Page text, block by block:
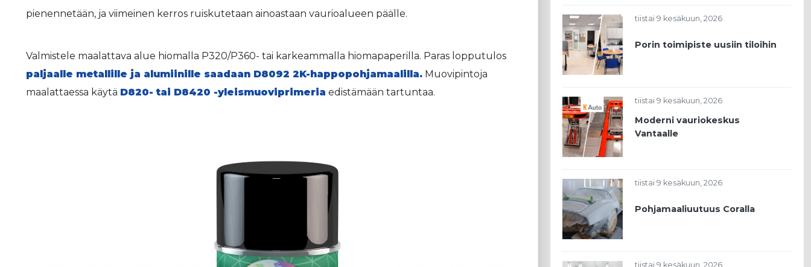
pienennetään, ja viimeinen kerros ruiskutetaan ainoastaan vaurioalueen päälle.
Valmistele maalattava alue hiomalla P320/P360- tai karkeammalla hiomapaperilla. Paras lopputulos
paljaalle metallille ja alumiinille saadaan D8092 2K-happopohjamaalilla.Muovipintoja
maalattaessa käytä D820- tai D8420 -yleismuoviprimeria edistämään tartuntaa.
tiistai 9 kesäkuun, 2026
Porin toimipiste uusiin tiloihin
tiistai 9 kesäkuun, 2026
Moderni vauriokeskus
Vantaalle
tiistai 9 kesäkuun, 2026
Pohjamaaliuutuus Coralla
tiistai 9 kesäkuun, 2026